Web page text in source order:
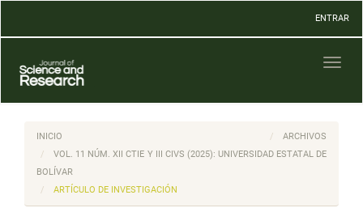
Contenido
Barra
lateral
ENTRAR
INICIO
ARCHIVOS
VOL. 11 NÚM. XII CTIE Y III CIVS (2025): UNIVERSIDAD ESTATAL DE
BOLÍVAR
ARTÍCULO DE INVESTIGACIÓN